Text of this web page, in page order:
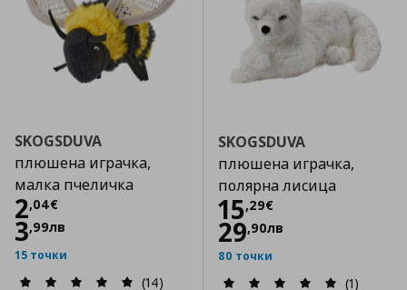
SKOGSDUVA
плюшена играчка,
малка пчеличка
2,04€
Цена
3,99лв
15 точки
(14)
SKOGSDUVA
плюшена играчка,
полярна лисица
15,29€
Цена
29,90лв
80 точки
(1)